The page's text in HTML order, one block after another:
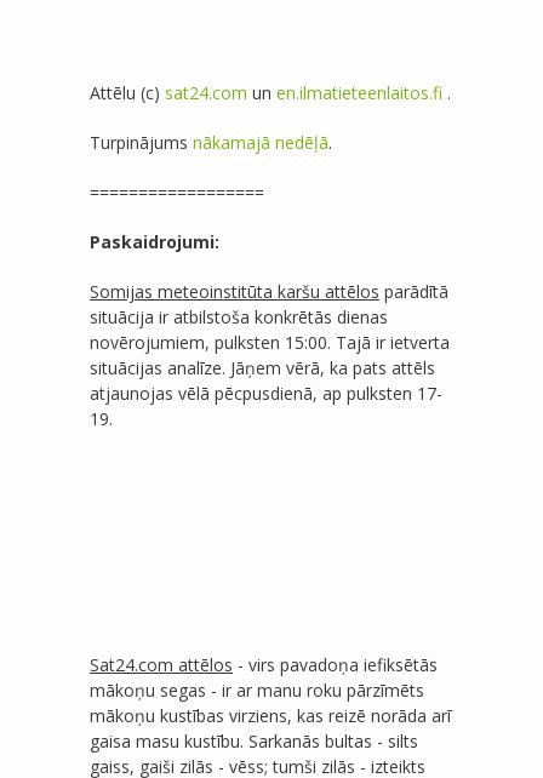
Attēlu (c) sat24.com un en.ilmatieteenlaitos.fi .
Turpinājums nākamajā nedēļā.
==================
Paskaidrojumi:
Somijas meteoinstitūta karšu attēlos parādītā
situācija ir atbilstoša konkrētās dienas
novērojumiem, pulksten 15:00. Tajā ir ietverta
situācijas analīze. Jāņem vērā, ka pats attēls
atjaunojas vēlā pēcpusdienā, ap pulksten 17-
19.
Sat24.com attēlos - virs pavadoņa iefiksētās
mākoņu segas - ir ar manu roku pārzīmēts
mākoņu kustības virziens, kas reizē norāda arī
gaisa masu kustību. Sarkanās bultas - silts
gaiss, gaiši zilās - vēss; tumši zilās - izteikts